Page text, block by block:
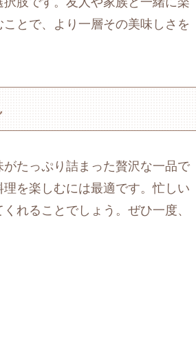
とで、より一層その美味しさを
たっぷり詰まった贅沢な一品で
を楽しむには最適です。忙しい
れることでしょう。ぜひ一度、